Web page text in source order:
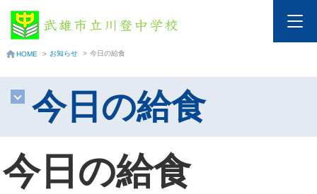
HOME > お知らせ > 今日の給食
今日の給食
今日の給食